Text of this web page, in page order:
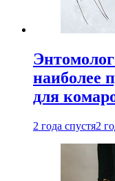
наиболее
для
2 года спустя2